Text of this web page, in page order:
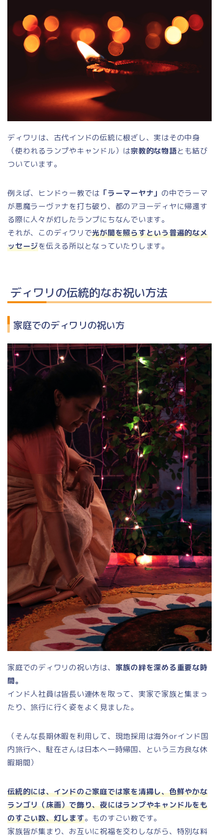
ディワリは、古代インドの伝統に根ざし、実はその中身
（使われるランプやキャンドル）は宗教的な物語とも結び
ついています。
例えば、ヒンドゥー教では 「ラーマーヤナ」 の中でラーマ
が悪魔ラーヴァナを打ち破り、都のアヨーディヤに帰還す
る際に人々が灯したランプにちなんでいます。
それが、このディワリで光が闇を照らすという普遍的なメ
ッセージを伝える所以となっていたりします。
ディワリの伝統的なお祝い方法
家庭でのディワリの祝い方
家庭でのディワリの祝い方は、 家族の絆を深める重要な時
間。
インド人社員は皆長い連休を取って、実家で家族と集まっ
たり、旅行に行く姿をよく見ました。
（そんな長期休暇を利用して、現地採用は海外orインド国
内旅行へ、駐在さんは日本へ一時帰国、という三方良な休
暇期間）
伝統的には、インドのご家庭では家を清掃し、色鮮やかな
ランゴリ（床画）で飾り、夜にはランプやキャンドルをも
のすごい数、灯します。ものすごい数です。
家族皆が集まり、お互いに祝福を交わしながら、特別な料